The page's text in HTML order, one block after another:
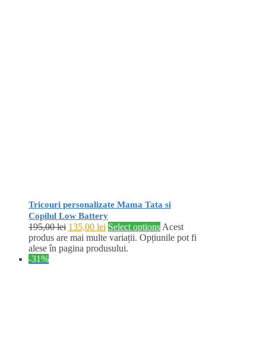
Tricouri personalizate Mama Tata si
Copilul Low Battery
195,00lei 135,00 lei Select optionsAcest
produs are mai multe variații. Opțiunile pot fi
alese în pagina produsului.
-31%